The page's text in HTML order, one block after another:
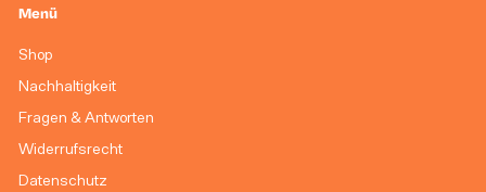
Menü
Shop
Nachhaltigkeit
Fragen & Antworten
Widerrufsrecht
Datenschutz